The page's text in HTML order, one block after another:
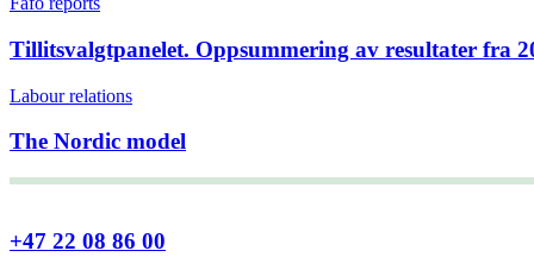
Tillitsvalgtpanelet. Oppsummering av resultater fra
Labour relations
The Nordic model
+47 22 08 86 00